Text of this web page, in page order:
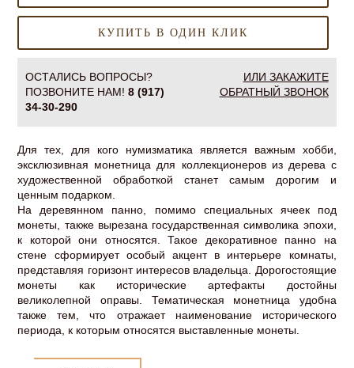
КУПИТЬ В ОДИН КЛИК
ОСТАЛИСЬ ВОПРОСЫ?
ПОЗВОНИТЕ НАМ!8 (917)
34-30-290
ИЛИ ЗАКАЖИТЕ
ОБРАТНЫЙ ЗВОНОК
Для тех, для кого нумизматика является важным хобби,
эксклюзивная монетница для коллекционеров из дерева с
художественной обработкой станет самым дорогим и
ценным подарком.
На деревянном панно, помимо специальных ячеек под
монеты, также вырезана государственная символика эпохи,
к которой они относятся. Такое декоративное панно на
стене сформирует особый акцент в интерьере комнаты,
представляя горизонт интересов владельца. Дорогостоящие
монеты как исторические артефакты достойны
великолепной оправы. Тематическая монетница удобна
также тем, что отражает наименование исторического
периода, к которым относятся выставленные монеты.